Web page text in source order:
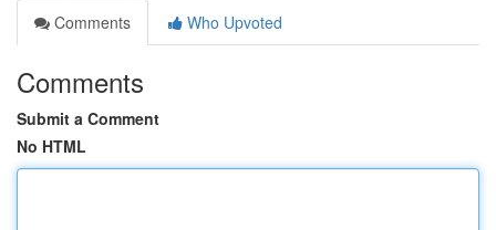
Comments
Who Upvoted
Comments
Submit a Comment
No HTML